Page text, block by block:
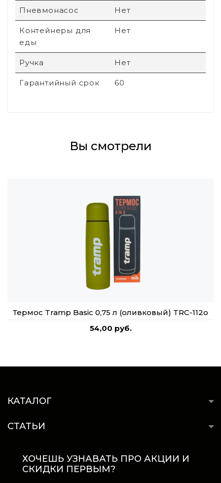
Пневмонасос Нет
Контейнеры для
еды
Нет
Ручка Нет
Гарантийный срок 60
Вы смотрели
Термос Tramp Basic 0,75 л (оливковый) TRC-112о
54,00 руб.
КАТАЛОГ
СТАТЬИ
ХОЧЕШЬ УЗНАВАТЬ ПРО АКЦИИ И
СКИДКИ ПЕРВЫМ?